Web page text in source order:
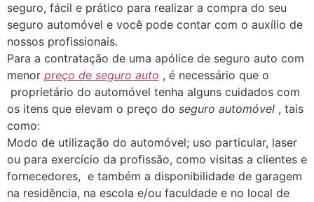
seguro, fácil e prático para realizar a compra do seu
seguro automóvel e você pode contar com o auxílio de
nossos profissionais.
Para a contratação de uma apólice de seguro auto com
menor preço de seguro auto , é necessário que o
proprietário do automóvel tenha alguns cuidados com
os itens que elevam o preço do seguro automóvel , tais
como:
Modo de utilização do automóvel; uso particular, laser
ou para exercício da profissão, como visitas a clientes e
fornecedores, e também a disponibilidade de garagem
na residência, na escola e/ou faculdade e no local de